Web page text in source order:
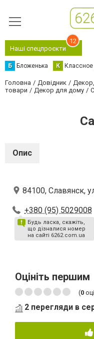
Наші спецпроєкти
12
Б Бложенька К
Головна Довідник
товари
Декор для дому
Опис
84100, Славянск,
+380 (95) 5029008
Будь ласка, скажіть,
що дізналися номер
на сайті 6262.com.ua
Оцініть першим
(0
2 перегляди в